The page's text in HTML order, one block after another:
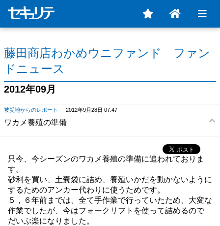
藤田商店わかめウニファンド ファン
ドニュース
2012年09月
被災地からのレポート 2012年9月28日 07:47
ワカメ養殖の準備
只今、今シーズンのワカメ養殖の準備に追われておりま
す。
砂利を買い、土嚢袋に詰め、養殖いかだを動かないように
するためのアンカー代わりに使うためです。
５，６年前までは、全て手作業で行っていたため、大変な
作業でしたが、今はフォークリフトを使って詰めるので
だいぶ楽になりました。